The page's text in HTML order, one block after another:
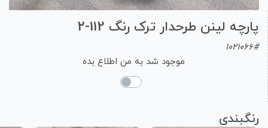
پارچه لینن طرحدار ترک رنگ 112-2
1021066#
موجود شد به من اطلاع بده
رنگبندی